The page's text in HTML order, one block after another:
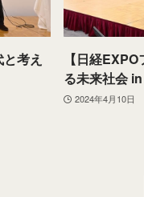
考え
【日経
る未来社会
2024年4月10日